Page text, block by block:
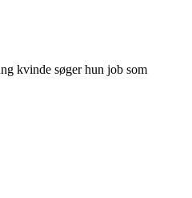
kvinde søger hun job som